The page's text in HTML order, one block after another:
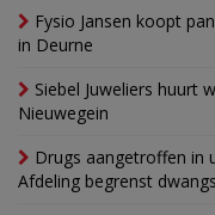
Fysio Jansen koopt
in Deurne
Siebel Juweliers huurt
Nieuwegein
Drugs aangetroffen in
Afdeling begrenst